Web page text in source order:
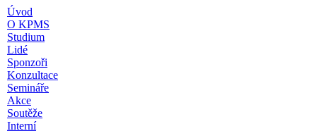
Úvod
O KPMS
Studium
Lidé
Sponzoři
Konzultace
Semináře
Akce
Soutěže
Interní